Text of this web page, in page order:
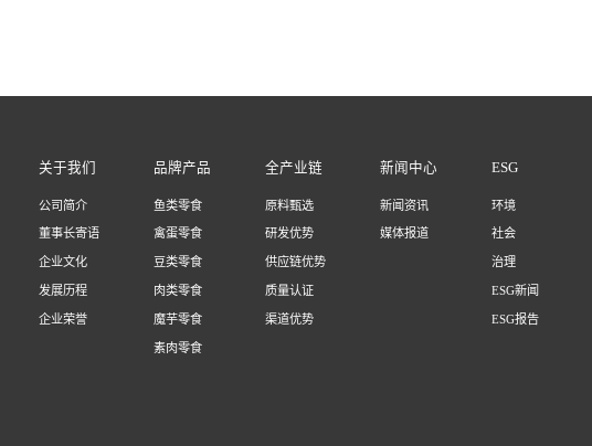
关于我们
公司简介
董事长寄语
企业文化
发展历程
企业荣誉
品牌产品
鱼类零食
禽蛋零食
豆类零食
肉类零食
魔芋零食
素肉零食
全产业链
原料甄选
研发优势
供应链优势
质量认证
渠道优势
新闻中心
新闻资讯
媒体报道
ESG
环境
社会
治理
ESG新闻
ESG报告